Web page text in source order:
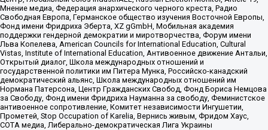
Мнение медиа, Федерация анархического черного креста, Радио
Свободная Европа, Германское общество изучения Восточной Европы,
Фонд имени Фридриха Эберта, XZ gGmbH, Мобильная академия
поддержки гендерной демократии и миротворчества, Форум имени
Льва Копелева, American Councils for International Education, Cultural
Vistas, Institute of International Education, Антивоенное движение Антальи,
Открытый диалог, Школа международных отношений и
государственной политики им Питера Мунка, Российско-канадский
демократический альянс, Школа международных отношений им
Нормана Патерсона, Центр Гражданских Свобод, Фонд Бориса Немцова
за Свободу, Фонд имени Фридриха Науманна за свободу, Феминистское
антивоенное сопротивление, Комитет независимости Ингушетии,
Прометей, Stop Occupation of Karelia, Вернись живым, Фридом Хаус,
СОТА медиа, Либерально-демократическая Лига Украины